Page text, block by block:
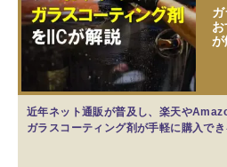
が
近年ネット通販が普及し、楽天や
ガラスコーティング剤が手軽に購入で